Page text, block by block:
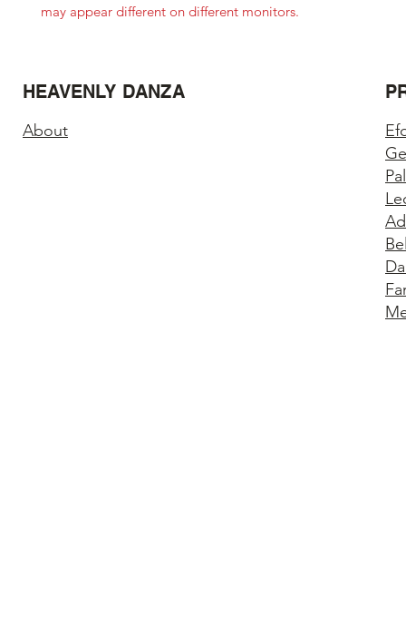
may appear different on different monitors.
HEAVENLY DANZA
About